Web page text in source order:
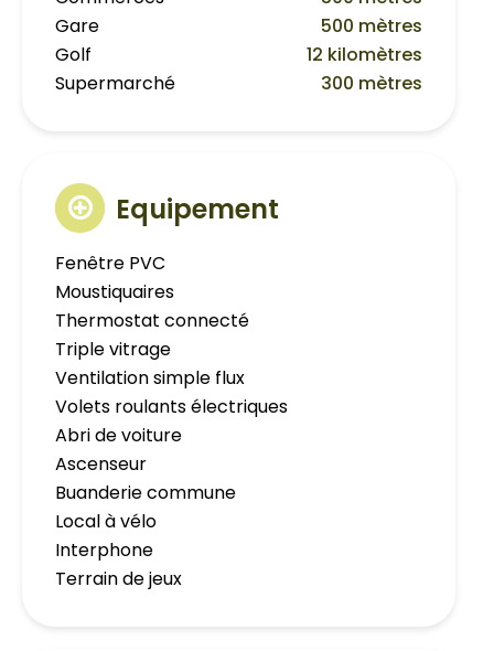
Gare
500 mètres
Golf
12 kilomètres
Supermarché
300 mètres
Equipement
Fenêtre PVC
Moustiquaires
Thermostat connecté
Triple vitrage
Ventilation simple flux
Volets roulants électriques
Abri de voiture
Ascenseur
Buanderie commune
Local à vélo
Interphone
Terrain de jeux